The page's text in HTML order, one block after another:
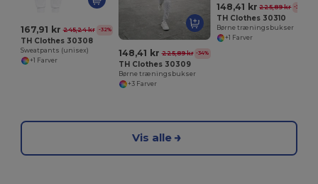
167,91 kr 245,24 kr -32%
TH Clothes 30308
Sweatpants (unisex)
+1 Farver
148,41 kr 225,89 kr -34%
TH Clothes 30309
Børne træningsbukser
+3 Farver
148,41 kr 225,89 kr -34%
TH Clothes 30310
Børne træningsbukser
+1 Farver
Vis alle